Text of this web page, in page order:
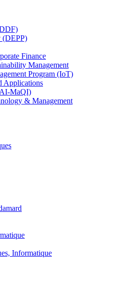
(DEPP)
Finance
Management
Program (IoT)
Applications
MaQI)
& Management
Informatique